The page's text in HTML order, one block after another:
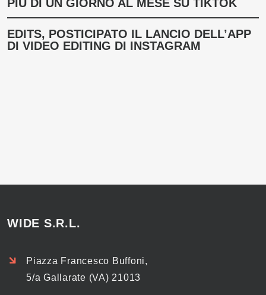
PIÙ DI UN GIORNO AL MESE SU TIKTOK
EDITS, POSTICIPATO IL LANCIO DELL’APP
DI VIDEO EDITING DI INSTAGRAM
WIDE S.R.L.
Piazza Francesco Buffoni,
5/a Gallarate (VA) 21013